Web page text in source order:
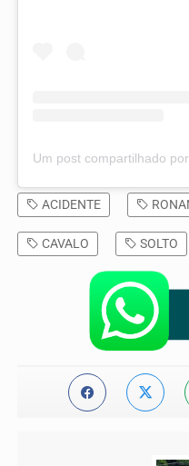
ACIDENTE
CAVALO SOLTO